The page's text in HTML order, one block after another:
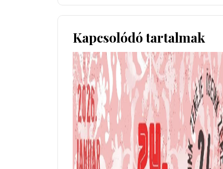
Kapcsolódó tartalmak